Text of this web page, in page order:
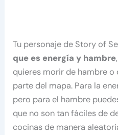
Tu personaje de Story of
que es energía y hambre
quieres morir de hambre
parte del mapa. Para la
pero para el hambre
que no son tan fáciles de
cocinas de manera